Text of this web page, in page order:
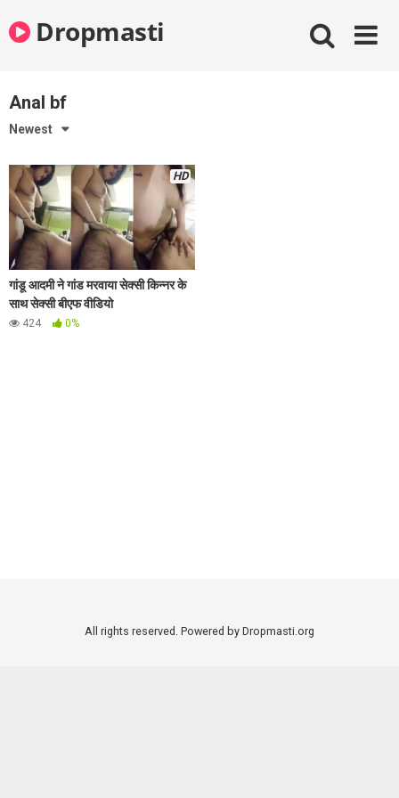
to
contentDropmasti
Anal bf
Newest
HD
गांडू आदमी ने गांड मरवाया सेक्सी किन्नर के
साथ सेक्सी बीएफ वीडियो
424 0%
All rights reserved. Powered by Dropmasti.org